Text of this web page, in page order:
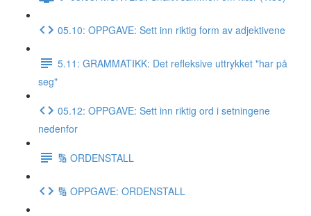
05.10: OPPGAVE: Sett inn riktig form av adjektivene
5.11: GRAMMATIKK: Det refleksive uttrykket "har på
seg"
05.12: OPPGAVE: Sett inn riktig ord i setningene
nedenfor
🔢 ORDENSTALL
🔢 OPPGAVE: ORDENSTALL